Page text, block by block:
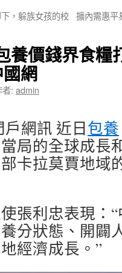
，躲族女孩的校 擴內需惠平
養價錢界食糧
網
者: admin
網訊 近日包養
局的全球成長
卡拉莫賈地域
張利忠表現：
分狀態、開闢
經濟成長。”